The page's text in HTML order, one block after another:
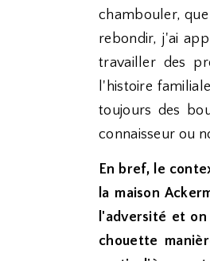
chambouler,
rebondir, j'ai
travailler des
l'histoire
toujours des
connaisseur ou
En bref, le
la maison
l'adversité et on
chouette